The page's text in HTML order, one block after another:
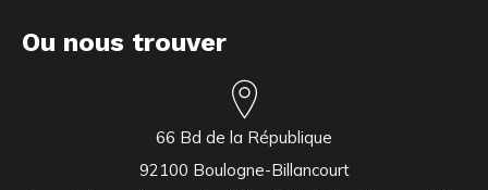
Ou nous trouver
66 Bd de la République
92100 Boulogne-Billancourt